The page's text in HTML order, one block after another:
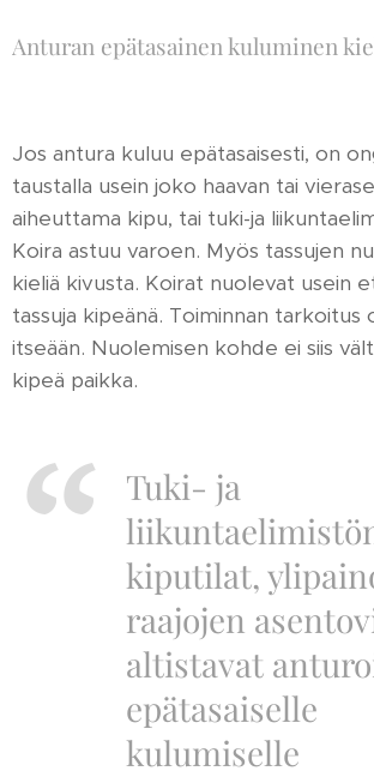
Anturan epätasainen kuluminen
Jos antura kuluu epätasaisesti, on
taustalla usein joko haavan tai
aiheuttama kipu, tai tuki-ja
Koira astuu varoen. Myös tassujen
kieliä kivusta. Koirat nuolevat usein
tassuja kipeänä. Toiminnan tarkoitus
itseään. Nuolemisen kohde ei siis
kipeä paikka.
Tuki- ja
kiputilat,
raajojen
altistavat
epätasaiselle
kulumiselle